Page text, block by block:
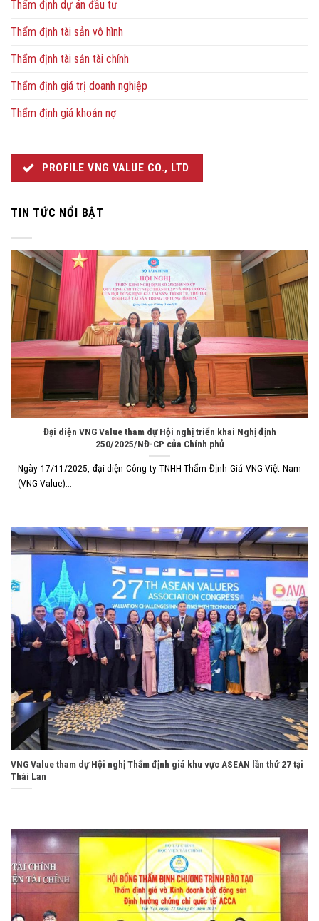
Thẩm định dự án đầu tư
Thẩm định tài sản vô hình
Thẩm định tài sản tài chính
Thẩm định giá trị doanh nghiệp
Thẩm định giá khoản nợ
PROFILE VNG VALUE CO., LTD
TIN TỨC NỔI BẬT
Đại diện VNG Value tham dự Hội nghị triển khai Nghị định
250/2025/NĐ-CP của Chính phủ
Ngày 17/11/2025, đại diện Công ty TNHH Thẩm Định Giá VNG Việt Nam
(VNG Value)...
VNG Value tham dự Hội nghị Thẩm định giá khu vực ASEAN lần thứ 27 tại
Thái Lan